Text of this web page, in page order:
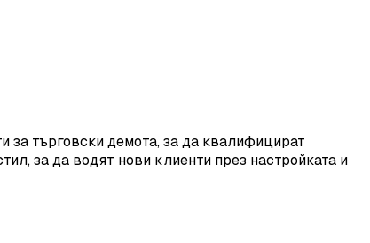
за търговски демота, за да квалифицират
за да водят нови клиенти през настройката и